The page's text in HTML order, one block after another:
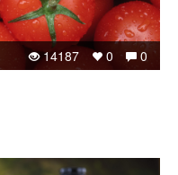
0
0
14187